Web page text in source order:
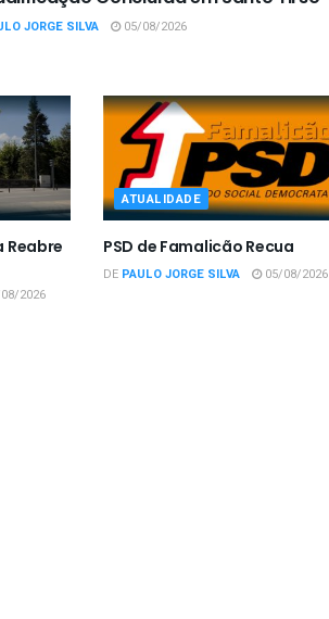
JORGE SILVA 05/08/2026
Reabre
2026
ATUALIDADE
PSD de Famalicão Recua
DE PAULO JORGE SILVA 05/08/2026